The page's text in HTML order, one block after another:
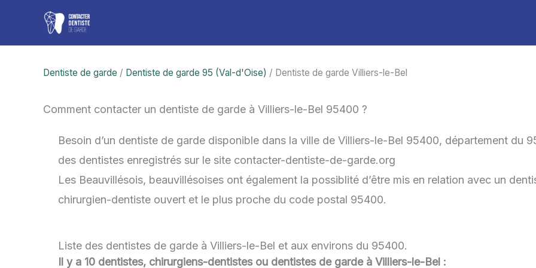
contenu
Dentiste de garde / Dentiste de garde 95 (Val-d'Oise) / Dentiste de garde Villiers-le-Bel
Comment contacter un dentiste de garde à Villiers-le-Bel 95400 ?
Besoin d’un dentiste de garde disponible dans la ville de Villiers-le-Bel 95400, département du
des dentistes enregistrés sur le site contacter-dentiste-de-garde.org
Les Beauvillésois, beauvillésoises ont également la possiblité d’être mis en relation avec un
chirurgien-dentiste ouvert et le plus proche du code postal 95400.
Liste des dentistes de garde à Villiers-le-Bel et aux environs du 95400.
Il y a 10 dentistes, chirurgiens-dentistes ou dentistes de garde à Villiers-le-Bel :